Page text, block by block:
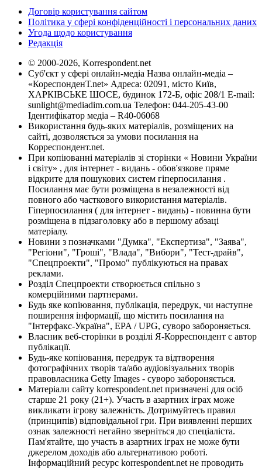
Договір користування сайтом
Політика у сфері конфіденційності і персональних даних
Угода щодо користування
Редакція
© 2000-2026, Korrespondent.net
Суб'єкт у сфері онлайн-медіа Назва онлайн-медіа –
«КореспонденТ.net» Адреса: 02091, місто Київ,
ХАРКІВСЬКЕ ШОСЕ, будинок 172-Б, офіс 208/1 E-mail:
sunlight@mediadim.com.ua Телефон: 044-205-43-00
Ідентифікатор медіа – R40-06068
Використання будь-яких матеріалів, розміщених на
сайті, дозволяється за умови посилання на
Корреспондент.net.
При копіюванні матеріалів зі сторінки « Новини України
і світу» , для інтернет - видань - обов'язкове пряме
відкрите для пошукових систем гіперпосилання .
Посилання має бути розміщена в незалежності від
повного або часткового використання матеріалів.
Гіперпосилання ( для інтернет - видань) - повинна бути
розміщена в підзаголовку або в першому абзаці
матеріалу.
Новини з позначками "Думка", "Експертиза", "Заява",
"Регіони", "Гроші", "Влада", "Вибори", "Тест-драйв",
"Спецпроекти", "Промо" публікуються на правах
реклами.
Розділ Спецпроекти створюється спільно з
комерційними партнерами.
Будь яке копіювання, публікація, передрук, чи наступне
поширення інформації, що містить посилання на
"Інтерфакс-Україна", EPA / UPG, суворо забороняється.
Власник веб-сторінки в розділі Я-Корреспондент є автор
публікації.
Будь-яке копіювання, передрук та відтворення
фотографічних творів та/або аудіовізуальних творів
правовласника Getty Images - суворо забороняється.
Матеріали сайту korrespondent.net призначені для осіб
старше 21 року (21+). Участь в азартних іграх може
викликати ігрову залежність. Дотримуйтесь правил
(принципів) відповідальної гри. При виявленні перших
ознак залежності негайно зверніться до спеціаліста.
Пам'ятайте, що участь в азартних іграх не може бути
джерелом доходів або альтернативою роботі.
Інформаційний ресурс korrespondent.net не проводить